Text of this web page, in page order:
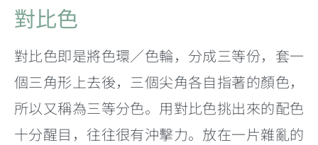
對比色
對比色即是將色環／色輪，分成三等份，套一
個三角形上去後，三個尖角各自指著的顏色，
所以又稱為三等分色。用對比色挑出來的配色
十分醒目，往往很有沖擊力。放在一片雜亂的